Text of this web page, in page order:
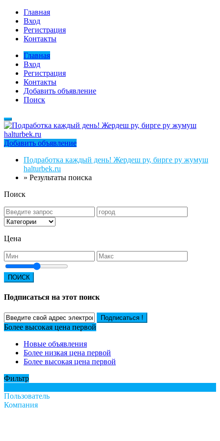
Главная
Вход
Регистрация
Контакты
Главная
Вход
Регистрация
Контакты
Добавить объявление
Поиск
Добавить объявление
Подработка каждый день! Жердеш ру, бирге ру жумуш
halturbek.ru
» Результаты поиска
Поиск
Цена
ПОИСК
Подписаться на этот поиск
Подписаться !
Более высокая цена первой
Новые объявления
Более низкая цена первой
Более высокая цена первой
Фильтр
Пользователь
Компания